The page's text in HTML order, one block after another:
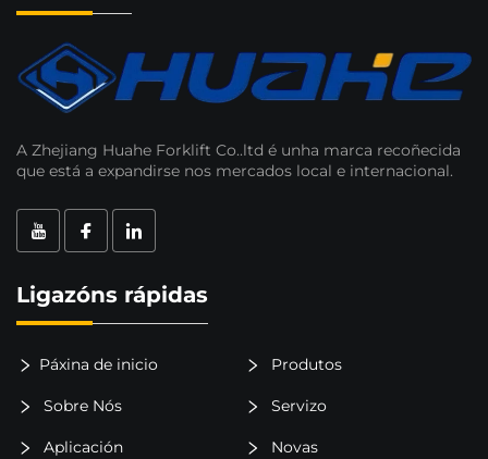
A Zhejiang Huahe Forklift Co..ltd é unha marca recoñecida
que está a expandirse nos mercados local e internacional.
Ligazóns rápidas
Páxina de inicio Produtos
Sobre Nós Servizo
Aplicación Novas